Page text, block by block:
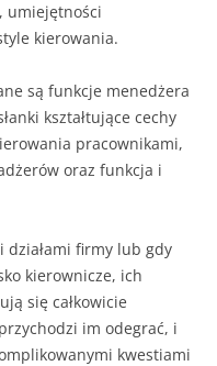
umiejętności
kierowania.
są funkcje menedżera
kształtujące cechy
pracownikami,
oraz funkcja i
firmy lub gdy
kierownicze, ich
się całkowicie
im odegrać, i
kwestiami